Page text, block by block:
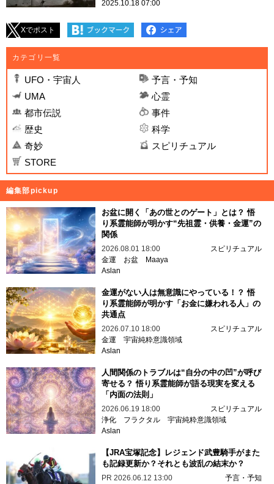
2025.10.18 07:00
Xでポスト
カテゴリ一覧
UFO・宇宙人
予言・予知
UMA
心霊
都市伝説
事件
歴史
科学
奇妙
スピリチュアル
STORE
編集部pickup
お盆に開く「あの世とのゲート」とは？ 悟
り系霊能師が明かす“先祖霊・供養・金運”の
関係
2026.08.01 18:00
スピリチュアル
金運
お盆
Maaya
Aslan
金運がない人は無意識にやっている！？ 悟
り系霊能師が明かす「お金に嫌われる人」の
共通点
2026.07.10 18:00
スピリチュアル
金運 宇宙純粋意識領域
Aslan
人間関係のトラブルは“自分の中の凹”が呼び
寄せる？ 悟り系霊能師が語る現実を変える
「内面の法則」
2026.06.19 18:00
スピリチュアル
浄化
フラクタル 宇宙純粋意識領域
Aslan
【JRA宝塚記念】レジェンド武豊騎手がまた
も記録更新か？それとも波乱の結末か？
PR 2026.06.12 13:00
予言・予知